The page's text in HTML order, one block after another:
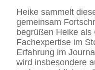
Heike sammelt
gemeinsam
begrüßen Heike
Fachexpertise im
Erfahrung im
wird insbesondere